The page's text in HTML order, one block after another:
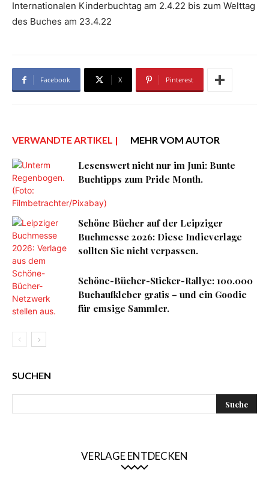
Internationalen Kinderbuchtag am 2.4.22 bis zum Welttag
des Buches am 23.4.22
Facebook X Pinterest
VERWANDTE ARTIKEL | MEHR VOM AUTOR
Lesenswert nicht nur im Juni: Bunte
Buchtipps zum Pride Month.
Schöne Bücher auf der Leipziger
Buchmesse 2026: Diese Indieverlage
sollten Sie nicht verpassen.
Schöne-Bücher-Sticker-Rallye: 100.000
Buchaufkleber gratis – und ein Goodie
für emsige Sammler.
SUCHEN
VERLAGE ENTDECKEN